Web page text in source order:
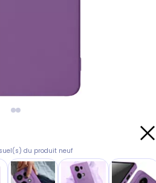
du produit neuf